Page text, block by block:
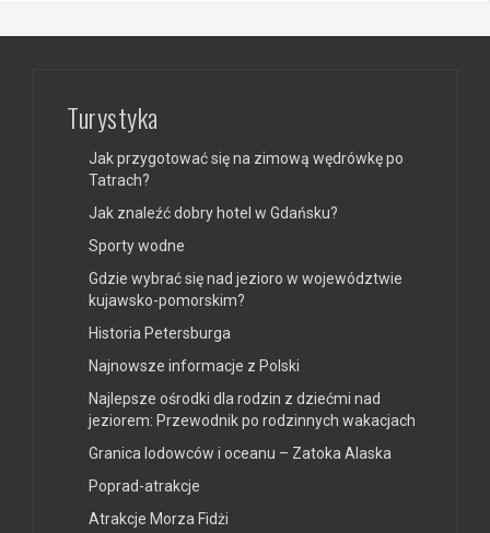
Turystyka
Jak przygotować się na zimową wędrówkę po
Tatrach?
Jak znaleźć dobry hotel w Gdańsku?
Sporty wodne
Gdzie wybrać się nad jezioro w województwie
kujawsko-pomorskim?
Historia Petersburga
Najnowsze informacje z Polski
Najlepsze ośrodki dla rodzin z dziećmi nad
jeziorem: Przewodnik po rodzinnych wakacjach
Granica lodowców i oceanu – Zatoka Alaska
Poprad-atrakcje
Atrakcje Morza Fidżi